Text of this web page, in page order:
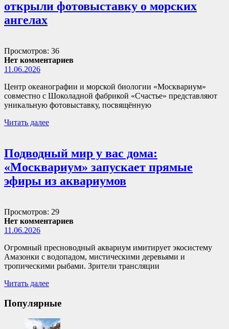
открыли фотовыставку о морских
ангелах
Просмотров: 36
Нет комментариев
11.06.2026
Центр океанографии и морской биологии «Москвариум»
совместно с Шоколадной фабрикой «Счастье» представляют
уникальную фотовыставку, посвящённую
Читать далее
Подводный мир у вас дома:
«Москвариум» запускает прямые
эфиры из аквариумов
Просмотров: 29
Нет комментариев
11.06.2026
Огромный пресноводный аквариум имитирует экосистему
Амазонки с водопадом, мистическими деревьями и
тропическими рыбами. Зрители трансляции
Читать далее
Популярные